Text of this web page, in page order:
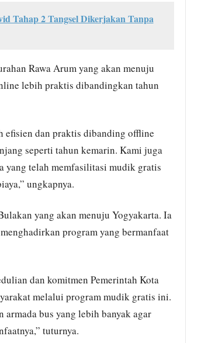
Tahap 2 Tangsel Dikerjakan Tanpa
Rawa Arum yang akan menuju
lebih praktis dibandingkan tahun
efisien dan praktis dibanding offline
seperti tahun kemarin. Kami juga
yang telah memfasilitasi mudik gratis
ungkapnya.
yang akan menuju Yogyakarta. Ia
program yang bermanfaat
dan komitmen Pemerintah Kota
melalui program mudik gratis ini.
bus yang lebih banyak agar
tuturnya.